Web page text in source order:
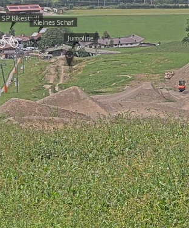
Jumpline
SP BikestadlKleines Schaf